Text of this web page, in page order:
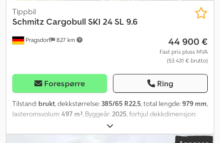
Pragsdorf 827 km
Tippbil
Schmitz Cargobull SKI 24 SL 9.6
44 900 €
Fast pris pluss MVA
(53 431 € brutto)
Forespørre Ring
Tilstand: brukt, dekkstørrelse: 385/65 R22,5, total lengde:979 mm,
lasteromsvolum:497 m³, Byggeår:2025, forhjul dekkdimensjon:
, bakdekkstørrelse:385/65 R22,5
trykkluftbrems,